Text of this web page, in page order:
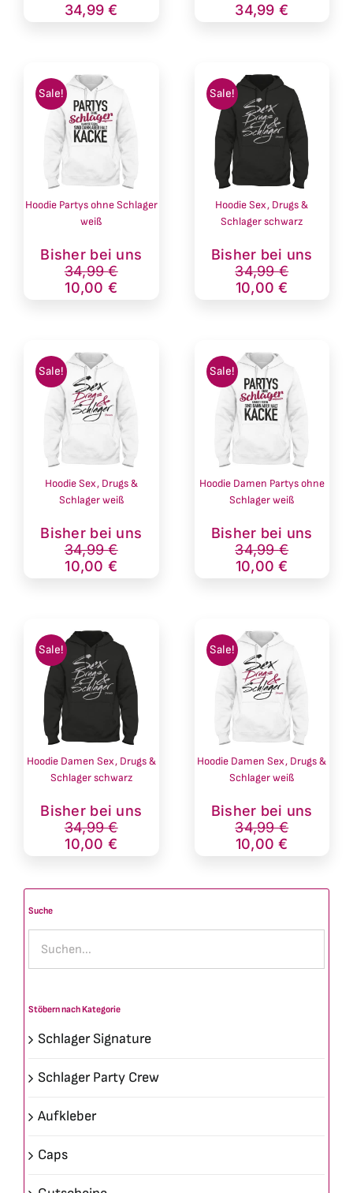
Suche
Stöbern nach Kategorie
Schlager Signature
Schlager Party Crew
Aufkleber
Caps
34,99€ 34,99 €
Sale!
Hoodie Partys ohne Schlager
weiß
Bisher bei uns
34,99€
Ursprünglicher
Preis
war:
10,00 €
Aktueller
Preis
ist:
Sale!
Hoodie Sex, Drugs &
Schlager schwarz
Bisher bei uns
34,99€
Preis
war:
10,00€
Aktueller
Preis
ist:
Sale!
Hoodie Sex, Drugs &
Schlager weiß
Bisher bei uns
34,99€
Ursprünglicher
Preis
war:
10,00 €
Aktueller
Preis
ist:
Sale!
Hoodie Damen Partys ohne
Schlager weiß
Bisher bei uns
34,99€
Preis
war:
10,00€
Aktueller
Preis
ist:
Sale!
Hoodie Damen Sex, Drugs &
Schlager schwarz
Bisher bei uns
34,99€
Ursprünglicher
Preis
war:
10,00 €
Aktueller
Preis
ist:
Sale!
Hoodie Damen Sex, Drugs &
Schlager weiß
Bisher bei uns
34,99€
Preis
war:
10,00€
Aktueller
Preis
ist: